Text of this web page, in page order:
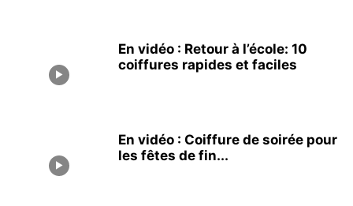
En vidéo : Retour à l’école: 10
coiffures rapides et faciles
En vidéo : Coiffure de soirée pour
les fêtes de fin...